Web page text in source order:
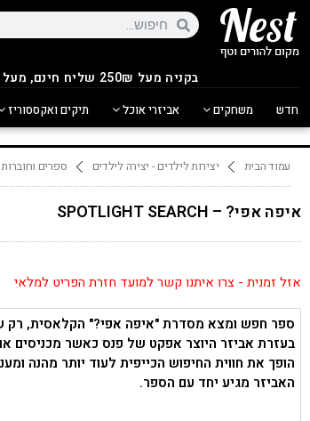
בקניה מעל 250 ₪ שליח חינם, מעל 150₪ שליח ב-14.90₪
חדש משחקים אביזרי אוכל תיקים ואקססוריז
עמוד הבית יצירות לילדים - יצירה לילדים ספרים וחוברות
איפה אפי? – SPOTLIGHT SEARCH
אזל זמנית - צרו איתנו קשר למועד חזרת הפריט למלאי
ספר חפש ומצא מסדרת "איפה אפי?" הקלאסית,
בעזרת אביזר היוצר אפקט של פנס כאשר מכניסים
הופך את חווית החיפוש הכייפית לעוד יותר מהנה
האביזר מגיע יחד עם הספר.